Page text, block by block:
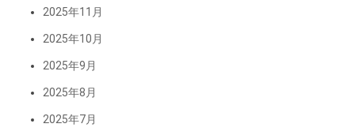
2025年11月
2025年10月
2025年9月
2025年8月
2025年7月